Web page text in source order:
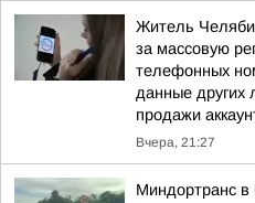
Житель
за массовую
телефонных
данные
продажи
Вчера, 21:27
Миндортранс в